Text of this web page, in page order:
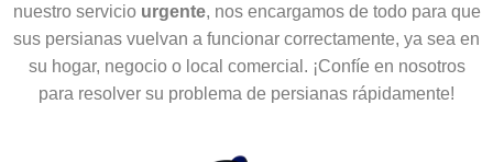
nuestro servicio urgente, nos encargamos de todo para que
sus persianas vuelvan a funcionar correctamente, ya sea en
su hogar, negocio o local comercial. ¡Confíe en nosotros
para resolver su problema de persianas rápidamente!